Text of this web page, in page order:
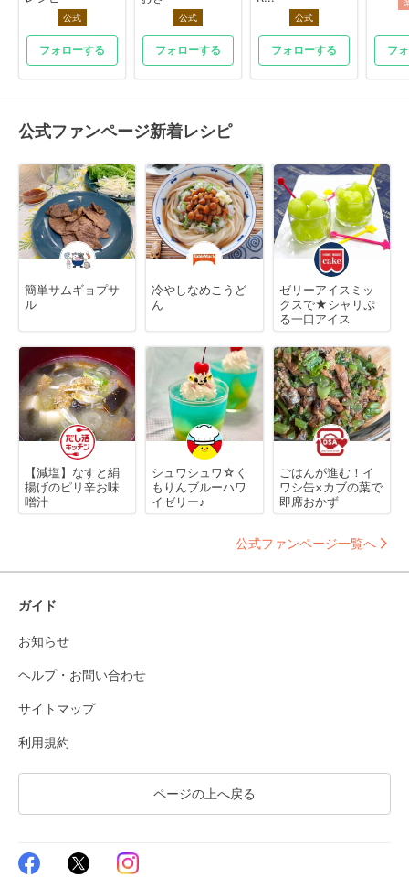
公式
フォローする
公式
フォローする
公式
フォローする フ
公式ファンページ新着レシピ
簡単サムギョプサ
ル
冷やしなめこうど
ん
ゼリーアイスミッ
クスで★シャリぷ
る一口アイス
【減塩】なすと絹
揚げのピリ辛お味
噌汁
シュワシュワ☆く
もりんブルーハワ
イゼリー♪
ごはんが進む！イ
ワシ缶×カブの葉で
即席おかず
公式ファンページ一覧へ
ガイド
お知らせ
ヘルプ・お問い合わせ
サイトマップ
利用規約
ページの上へ戻る